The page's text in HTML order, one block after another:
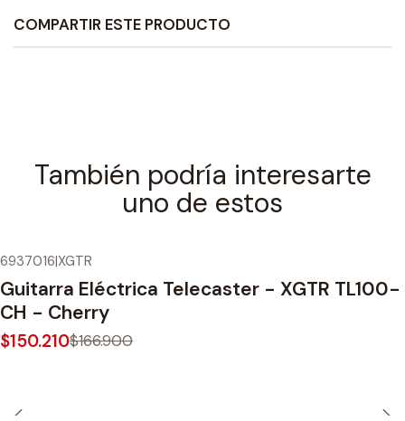
COMPARTIR ESTE PRODUCTO
También podría interesarte
uno de estos
6937016|XGTR
Guitarra Eléctrica Telecaster - XGTR TL100-
CH - Cherry
$150.210$166.900